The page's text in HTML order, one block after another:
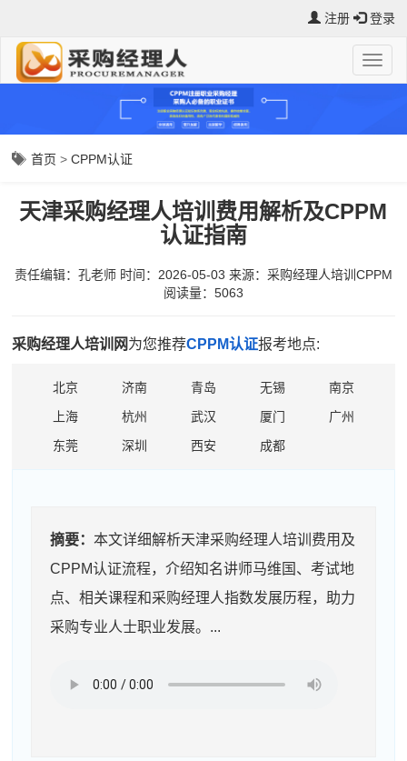
注册 登录
首页 >CPPM认证
天津采购经理人培训费用解析及CPPM
认证指南
责任编辑：孔老师 时间：2026-05-03 来源： 采购经理人培训CPPM
阅读量：5063
采购经理人培训网为您推荐CPPM认证报考地点:
北京 济南 青岛 无锡
南京
上海
杭州 武汉 厦门
广州
东莞
深圳 西安 成都
摘要：本文详细解析天津采购经理人培训费用及
CPPM认证流程，介绍知名讲师马维国、考试地
点、相关课程和采购经理人指数发展历程，助力
采购专业人士职业发展。...